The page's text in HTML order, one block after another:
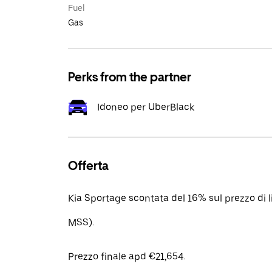
Fuel
Gas
Perks from the partner
Idoneo per UberBlack
Offerta
Kia Sportage scontata del 16% sul prezzo di
MSS).
Prezzo finale apd €21,654.